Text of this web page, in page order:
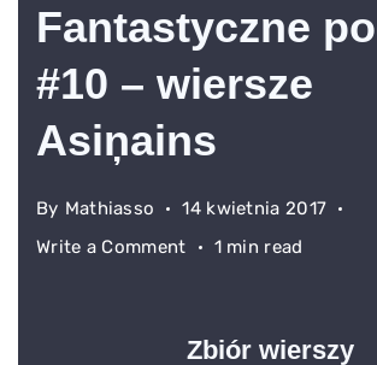
Fantastyczne
#10 – wiersze
Asiņains
By Mathiasso
14 kwietnia 2017
Write a Commenton
#10
1 min read
Zbiór wierszy